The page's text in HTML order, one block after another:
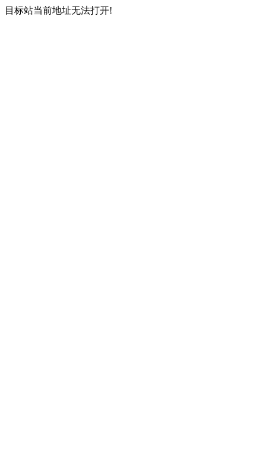
目标站当前地址无法打开!